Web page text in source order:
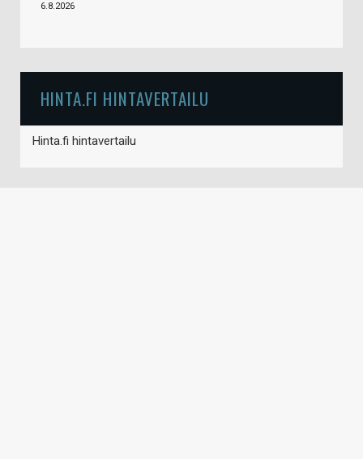
6.8.2026
HINTA.FI HINTAVERTAILU
Hinta.fi hintavertailu